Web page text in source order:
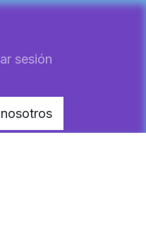
sesión
HEMOLITAN X 60